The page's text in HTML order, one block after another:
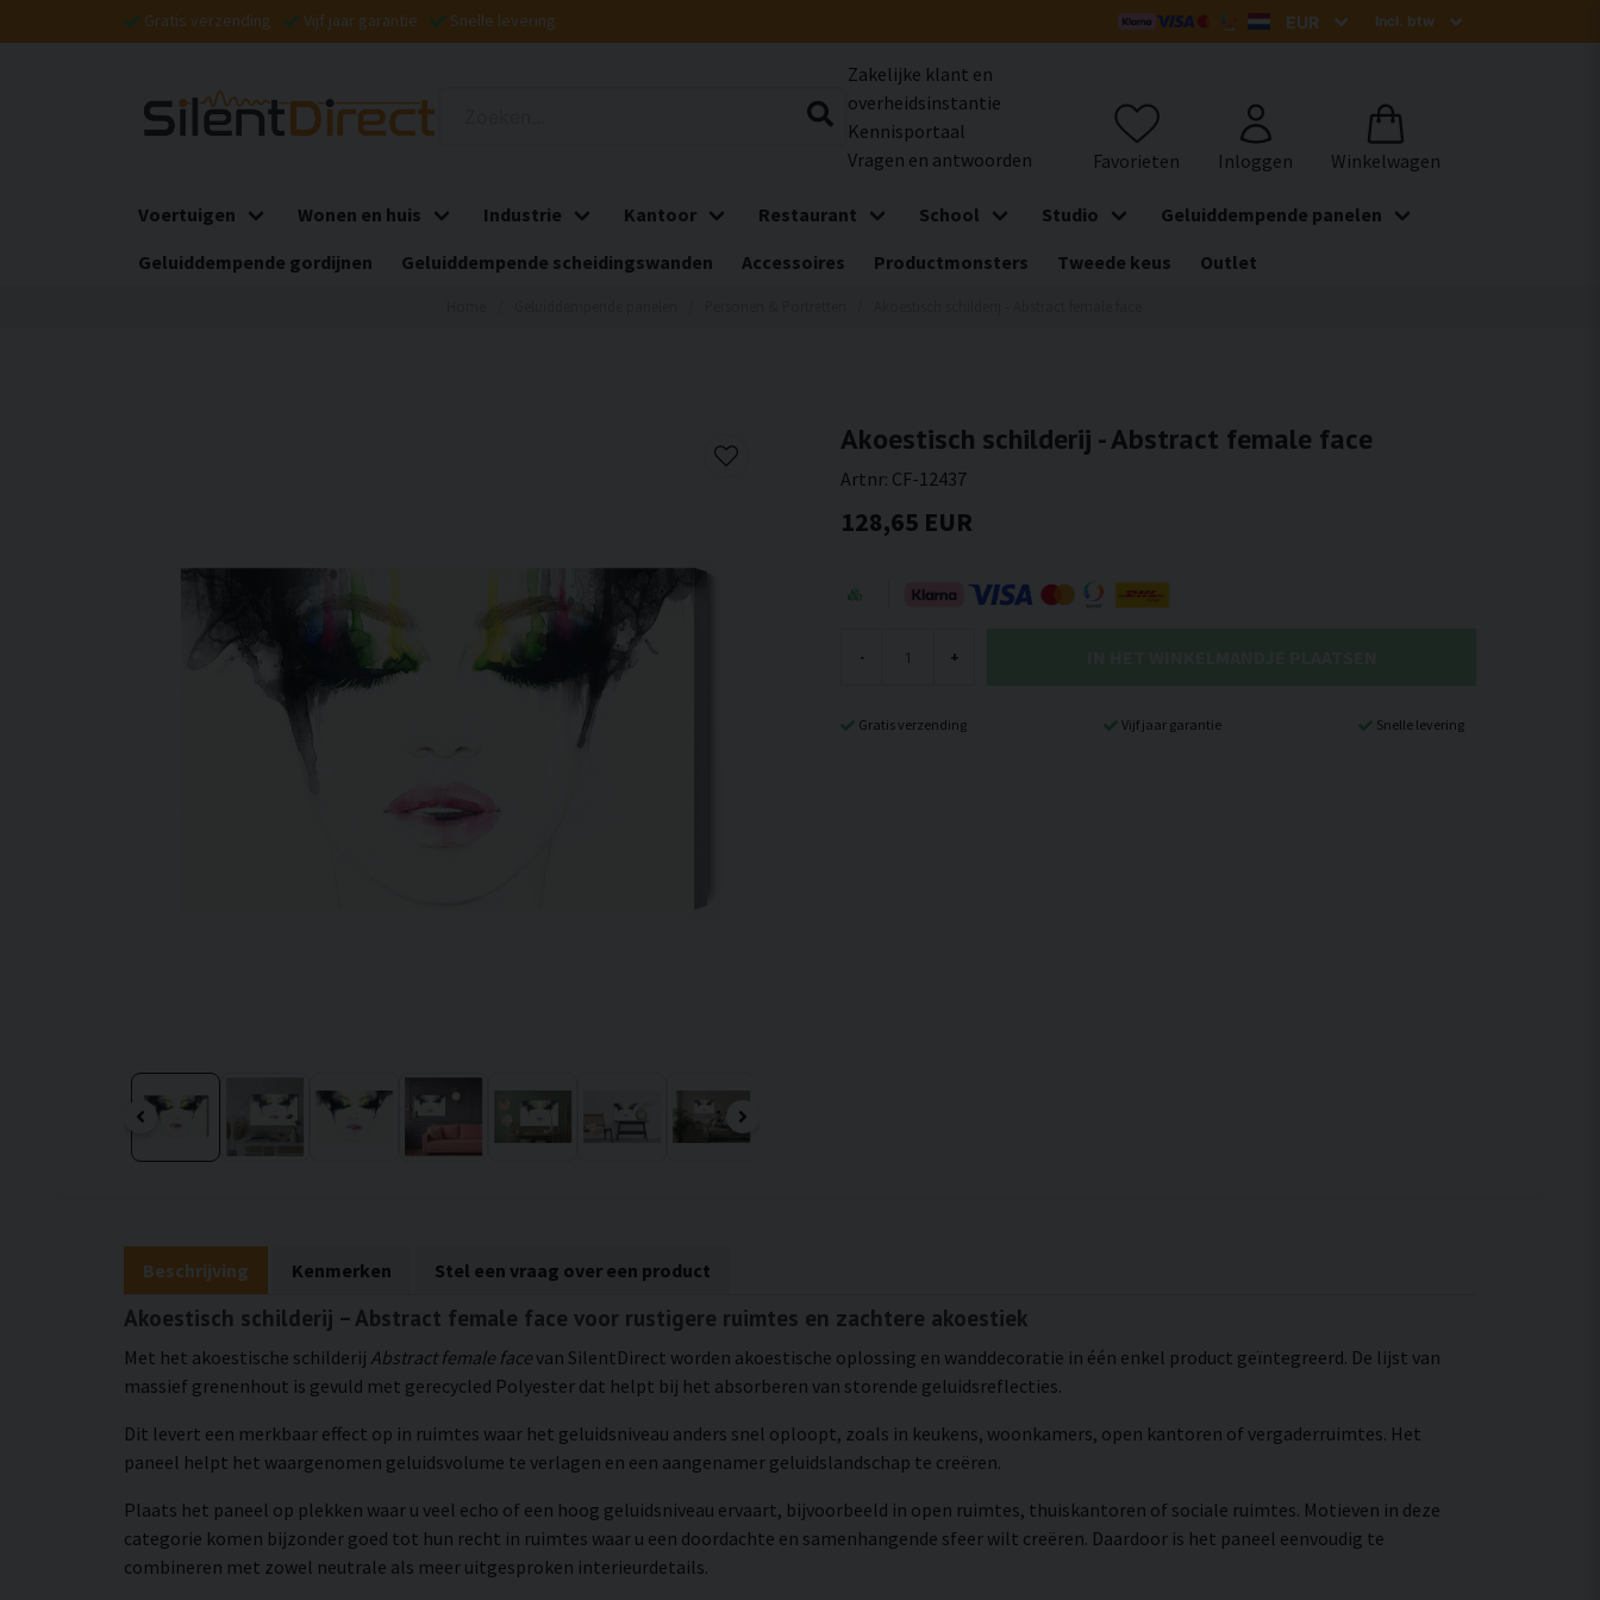
Gratis verzending Vijf jaar garantie Snelle levering
Zakelijke klant en
overheidsinstantie
Kennisportaal
Vragen en antwoorden
Voertuigen Wonen en huis Industrie Kantoor Restaurant School Studio
Geluiddempende panelen
Geluiddempende gordijnen
Geluiddempende scheidingswanden Accessoires Productmonsters Tweede keus Outlet
Akoestisch schilderij - Abstract female face
Artnr: CF-12437
128,65 EUR
- +
Gratis verzending Vijf jaar garantie Snelle levering
Beschrijving Kenmerken Stel een vraag over een product
Akoestisch schilderij – Abstract female face voor rustigere ruimtes en zachtere akoestiek
Met het akoestische schilderij Abstract female facevan SilentDirect worden akoestische oplossing en wanddecoratie in één enkel product geïntegreerd. De lijst van
massief grenenhout is gevuld met gerecycled Polyester dat helpt bij het absorberen van storende geluidsreflecties.
Dit levert een merkbaar effect op in ruimtes waar het geluidsniveau anders snel oploopt, zoals in keukens, woonkamers, open kantoren of vergaderruimtes. Het
paneel helpt het waargenomen geluidsvolume te verlagen en een aangenamer geluidslandschap te creëren.
Plaats het paneel op plekken waar u veel echo of een hoog geluidsniveau ervaart, bijvoorbeeld in open ruimtes, thuiskantoren of sociale ruimtes. Motieven in deze
categorie komen bijzonder goed tot hun recht in ruimtes waar u een doordachte en samenhangende sfeer wilt creëren. Daardoor is het paneel eenvoudig te
combineren met zowel neutrale als meer uitgesproken interieurdetails.